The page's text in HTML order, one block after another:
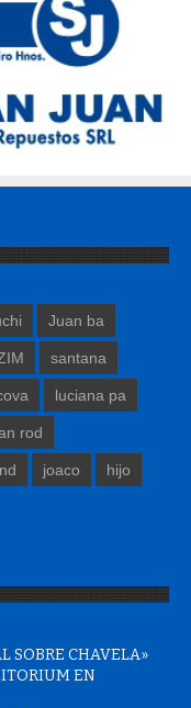
Juan ba
santana
luciana pa
rod
joaco hijo
SOBRE CHAVELA»
EN